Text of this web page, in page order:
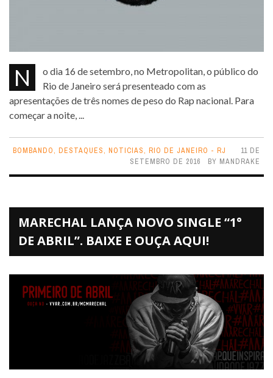
No dia 16 de setembro, no Metropolitan, o público do
Rio de Janeiro será presenteado com as
apresentações de três nomes de peso do Rap nacional. Para
começar a noite, ...
BOMBANDO, DESTAQUES, NOTICIAS, RIO DE JANEIRO - RJ
11 DE
SETEMBRO DE 2016
BY MANDRAKE
MARECHAL LANÇA NOVO SINGLE “1°
DE ABRIL”. BAIXE E OUÇA AQUI!